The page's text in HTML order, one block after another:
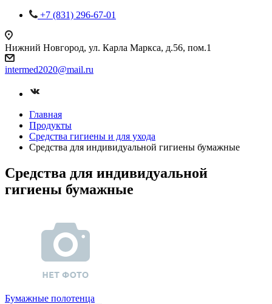
+7 (831) 296-67-01
Нижний Новгород, ул. Карла Маркса, д.56, пом.1
intermed2020@mail.ru
Главная
Продукты
Средства гигиены и для ухода
Средства для индивидуальной гигиены бумажные
Средства для индивидуальной
гигиены бумажные
Бумажные полотенца